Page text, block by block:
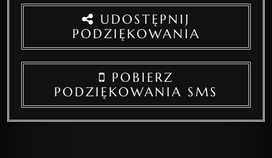
UDOSTĘPNIJ
PODZIĘKOWANIA
POBIERZ
PODZIĘKOWANIA SMS